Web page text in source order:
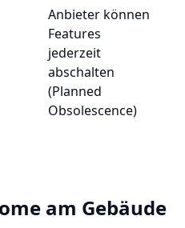
Anbieter können
Features
jederzeit
abschalten
(Planned
Obsolescence)
am Gebäude